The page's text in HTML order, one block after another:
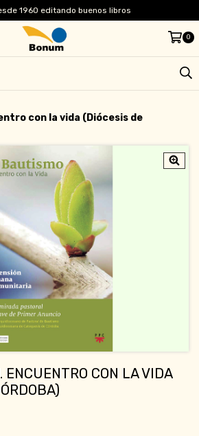
1960 editando buenos libros
0
con la vida (Diócesis de
ENCUENTRO CON LA VIDA